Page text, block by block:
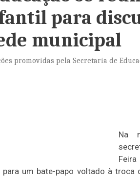
para
municipal
promovidas pela Secretaria de
Na
um bate-papo voltado à troca